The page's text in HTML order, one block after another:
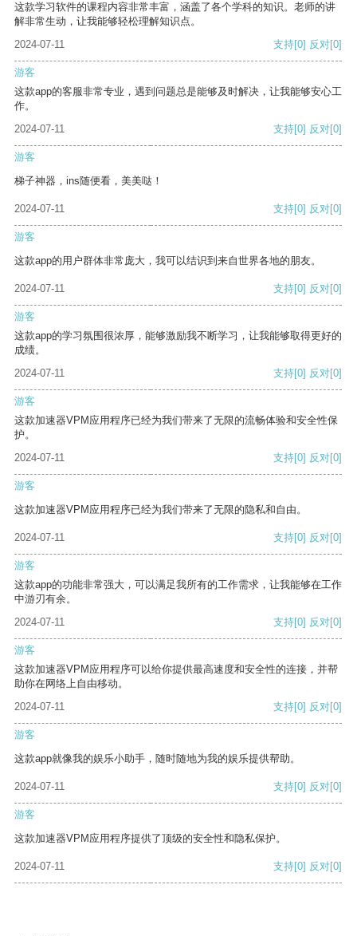
这款学习软件的课程内容非常丰富，涵盖了各个学科的知识。老师的讲
解非常生动，让我能够轻松理解知识点。
2024-07-11
支持[0] 反对[0]
游客
这款app的客服非常专业，遇到问题总是能够及时解决，让我能够安心工
作。
2024-07-11
支持[0] 反对[0]
游客
梯子神器，ins随便看，美美哒！
2024-07-11 支持[0] 反对[0]
游客
这款app的用户群体非常庞大，我可以结识到来自世界各地的朋友。
2024-07-11 支持[0] 反对[0]
游客
这款app的学习氛围很浓厚，能够激励我不断学习，让我能够取得更好的
成绩。
2024-07-11
支持[0] 反对[0]
游客
这款加速器VPM应用程序已经为我们带来了无限的流畅体验和安全性保
护。
2024-07-11
支持[0] 反对[0]
游客
这款加速器VPM应用程序已经为我们带来了无限的隐私和自由。
2024-07-11 支持[0] 反对[0]
游客
这款app的功能非常强大，可以满足我所有的工作需求，让我能够在工作
中游刃有余。
2024-07-11
支持[0] 反对[0]
游客
这款加速器VPM应用程序可以给你提供最高速度和安全性的连接，并帮
助你在网络上自由移动。
2024-07-11
支持[0] 反对[0]
游客
这款app就像我的娱乐小助手，随时随地为我的娱乐提供帮助。
2024-07-11 支持[0] 反对[0]
游客
这款加速器VPM应用程序提供了顶级的安全性和隐私保护。
2024-07-11 支持[0] 反对[0]